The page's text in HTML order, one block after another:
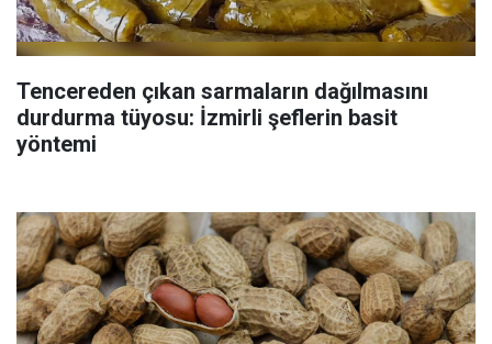
Tencereden çıkan sarmaların dağılmasını
durdurma tüyosu: İzmirli şeflerin basit
yöntemi